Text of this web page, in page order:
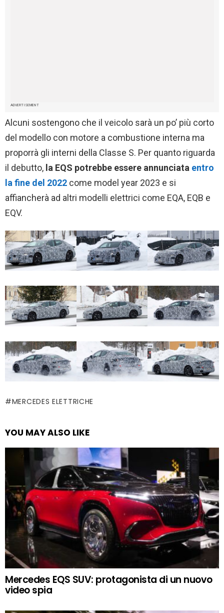
ADVERTISEMENT
Alcuni sostengono che il veicolo sarà un po’ più corto
del modello con motore a combustione interna ma
proporrà gli interni della Classe S. Per quanto riguarda
il debutto, la EQS potrebbe essere annunciata entro
la fine del 2022 come model year 2023 e si
affiancherà ad altri modelli elettrici come EQA, EQB e
EQV.
MERCEDES ELETTRICHE
YOU MAY ALSO LIKE
Mercedes EQS SUV: protagonista di un nuovo
video spia